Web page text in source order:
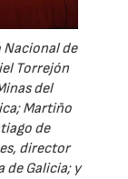
de
Torrejón
del
Martiño
de
director
de Galicia; y